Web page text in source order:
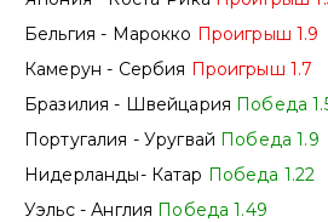
Бельгия - Марокко Проигрыш 1.9
Камерун - Сербия Проигрыш 1.7
Бразилия - Швейцария Победа
Португалия - Уругвай Победа 1.9
Нидерланды- Катар Победа 1.22
Уэльс - Англия Победа 1.49